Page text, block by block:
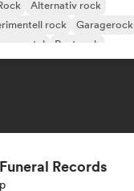
Alternativ rock
rock
Garagerock
metal Postpunk
Records